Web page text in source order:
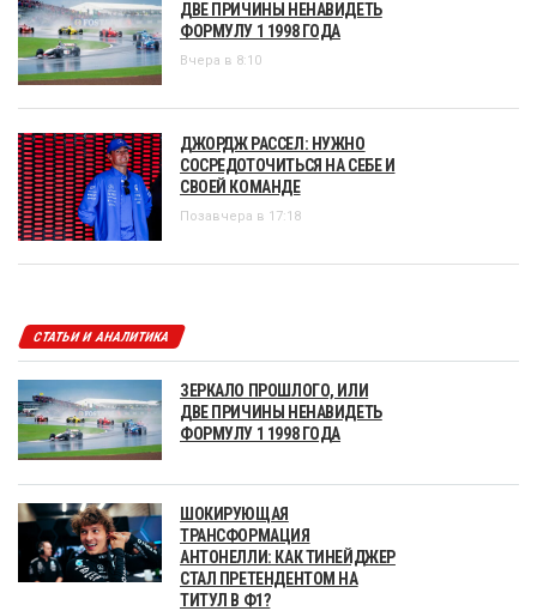
ДВЕ ПРИЧИНЫ НЕНАВИДЕТЬ
ФОРМУЛУ 1 1998 ГОДА
Вчера в 8:10
ДЖОРДЖ РАССЕЛ: НУЖНО
СОСРЕДОТОЧИТЬСЯ НА СЕБЕ И
СВОЕЙ КОМАНДЕ
Позавчера в 17:18
СТАТЬИ И АНАЛИТИКА
ЗЕРКАЛО ПРОШЛОГО, ИЛИ
ДВЕ ПРИЧИНЫ НЕНАВИДЕТЬ
ФОРМУЛУ 1 1998 ГОДА
ШОКИРУЮЩАЯ
ТРАНСФОРМАЦИЯ
АНТОНЕЛЛИ: КАК ТИНЕЙДЖЕР
СТАЛ ПРЕТЕНДЕНТОМ НА
ТИТУЛ В Ф1?